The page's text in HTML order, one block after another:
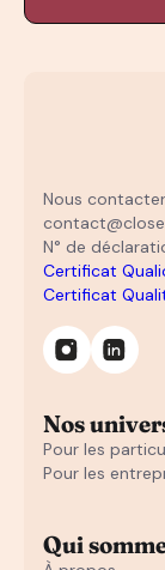
Nous
N° de
Certificat
Certificat
Nos
Pour les
Pour les
Qui